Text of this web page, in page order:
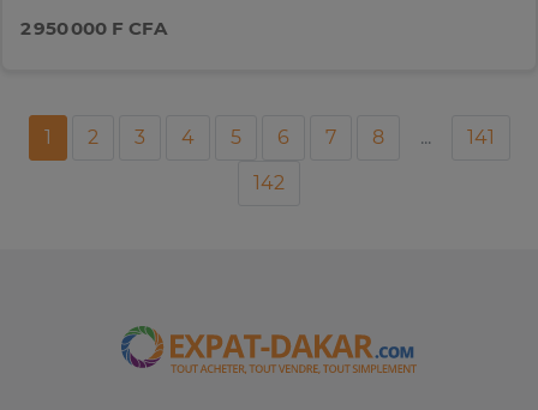
2 950 000 F CFA
1 2 3 4 5 6 7 8 ...
141
142